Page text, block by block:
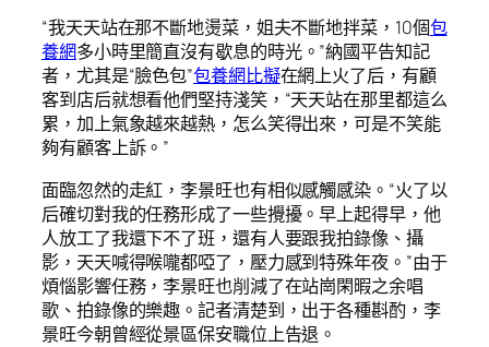
“我天天站在那不斷地燙菜，姐夫不斷地拌菜，10個包
養網多小時里簡直沒有歇息的時光。”納國平告知記
者，尤其是“臉色包”包養網比擬在網上火了后，有顧
客到店后就想看他們堅持淺笑，“天天站在那里都這么
累，加上氣象越來越熱，怎么笑得出來，可是不笑能
夠有顧客上訴。”
面臨忽然的走紅，李景旺也有相似感觸感染。“火了以
后確切對我的任務形成了一些攪擾。早上起得早，他
人放工了我還下不了班，還有人要跟我拍錄像、攝
影，天天喊得喉嚨都啞了，壓力感到特殊年夜。”由于
煩惱影響任務，李景旺也削減了在站崗閑暇之余唱
歌、拍錄像的樂趣。記者清楚到，出于各種斟酌，李
景旺今朝曾經從景區保安職位上告退。